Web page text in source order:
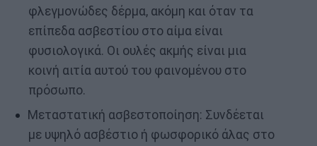
φλεγμονώδες δέρμα, ακόμη και όταν τα
επίπεδα ασβεστίου στο αίμα είναι
φυσιολογικά. Οι ουλές ακμής είναι μια
κοινή αιτία αυτού του φαινομένου στο
πρόσωπο.
Μεταστατική ασβεστοποίηση: Συνδέεται
με υψηλό ασβέστιο ή φωσφορικό άλας στο